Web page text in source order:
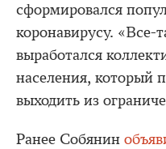
сформировался
коронавирусу. «Все-
выработался
населения, который
выходить из
Ранее Собянин